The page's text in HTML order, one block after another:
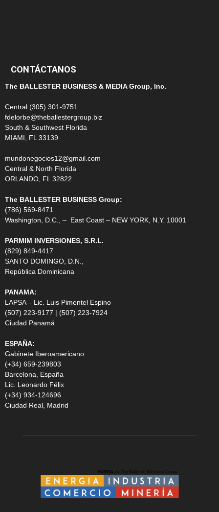
CONTÁCTANOS
The BALLESTER BUSINESS & MEDIA Group, Inc.
Central (305) 301-9751
fdelorbe@theballestergroup.biz
South & Southwest Florida
MIAMI, FL 33139
mundonegocios12@gmail.com
Central & North Florida
ORLANDO, FL 32822
The BALLESTER BUSINESS Group:
(786) 569-8471
Washington, D.C., – East Coast – NEW YORK, N.Y. 10001
PARMIM INVERSIONES, S.R.L.
(829) 849-4417
SANTO DOMINGO, D.N.,
República Dominicana
PANAMA:
LAPSA – Lic. Luis Pimentel Espino
(507) 223-9177 | (507) 223-7924
Ciudad Panamá
ESPAÑA:
Gabinete Iberoamericano
(+34) 659-239803
Barcelona, España
Lic. Leonardo Félix
(+34) 934-124696
Ciudad Real, Madrid